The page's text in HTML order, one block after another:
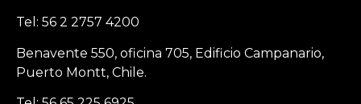
Tel: 56 2 2757 4200
Benavente 550, oficina 705, Edificio Campanario,
Puerto Montt, Chile.